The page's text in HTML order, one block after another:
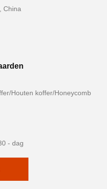
China
Houten koffer/Honeycomb
- dag